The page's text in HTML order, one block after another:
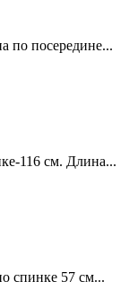
по посередине...
116 см. Длина...
спинке 57 см...